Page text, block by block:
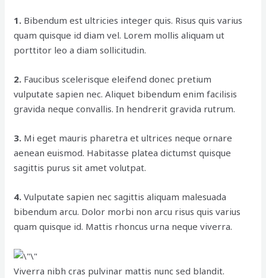
1. Bibendum est ultricies integer quis. Risus quis varius
quam quisque id diam vel. Lorem mollis aliquam ut
porttitor leo a diam sollicitudin.
2. Faucibus scelerisque eleifend donec pretium
vulputate sapien nec. Aliquet bibendum enim facilisis
gravida neque convallis. In hendrerit gravida rutrum.
3. Mi eget mauris pharetra et ultrices neque ornare
aenean euismod. Habitasse platea dictumst quisque
sagittis purus sit amet volutpat.
4.Vulputate sapien nec sagittis aliquam malesuada
bibendum arcu. Dolor morbi non arcu risus quis varius
quam quisque id. Mattis rhoncus urna neque viverra.
Viverra nibh cras pulvinar mattis nunc sed blandit.